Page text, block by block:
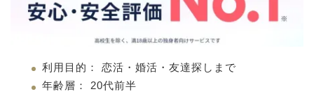
利用目的： 恋活・婚活・友達探しまで
年齢層： 20代前半